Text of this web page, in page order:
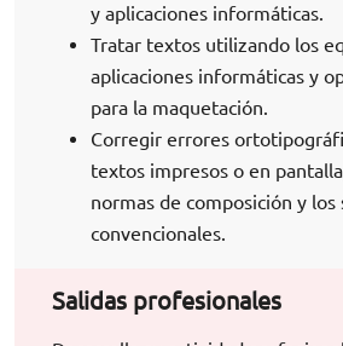
y aplicaciones informáticas.
Tratar textos utilizando los
aplicaciones informáticas y
para la maquetación.
Corregir errores
textos impresos o en
normas de composición y los
convencionales.
Salidas profesionales